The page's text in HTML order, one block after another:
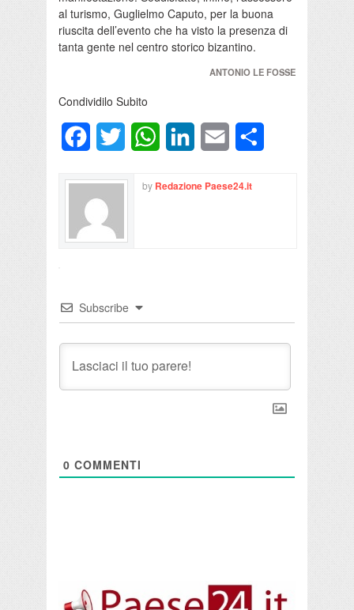
al turismo, Guglielmo Caputo, per la buona
riuscita dell’evento che ha visto la presenza di
tanta gente nel centro storico bizantino.
ANTONIO LE FOSSE
Condividilo Subito
FacebookTwitter WhatsAppLinkedInEmail
by Redazione Paese24.it
Subscribe
0 COMMENTI